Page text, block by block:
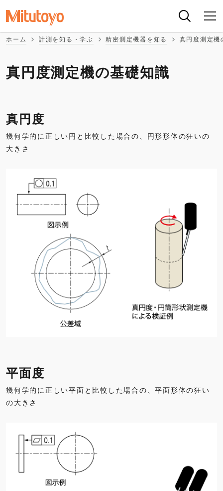
ホーム 計測を知る・学ぶ 精密測定機器を知る 真円度測定機
真円度測定機の基礎知識
真円度
幾何学的に正しい円と比較した場合の、円形形体の狂いの
大きさ
平面度
幾何学的に正しい平面と比較した場合の、平面形体の狂い
の大きさ